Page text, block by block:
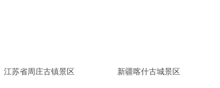
江苏省周庄古镇景区 新疆喀什古城景区